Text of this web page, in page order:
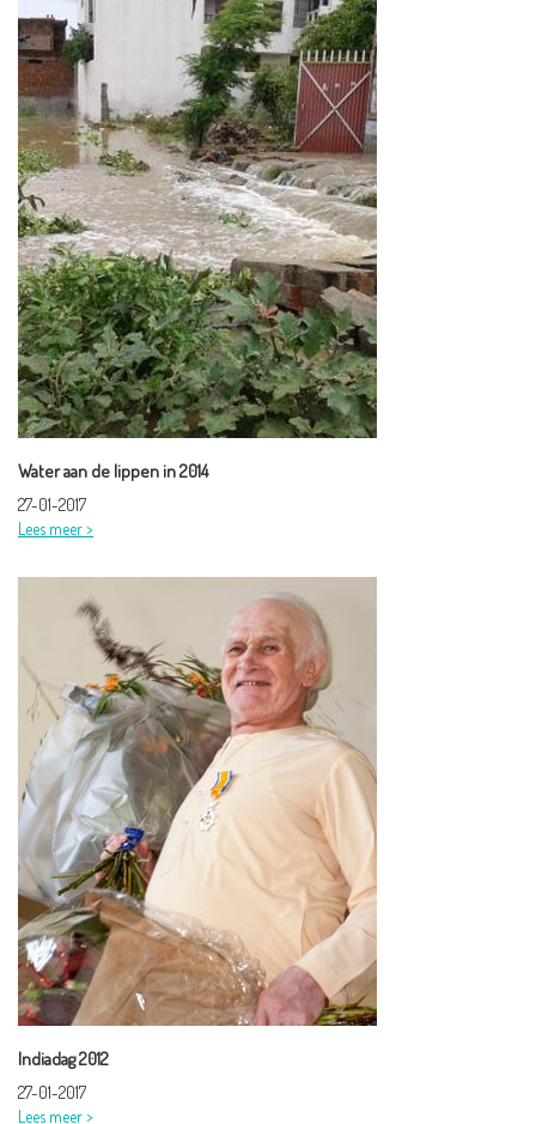
Water aan de lippen in 2014
27-01-2017
Lees meer >
Indiadag 2012
27-01-2017
Lees meer >